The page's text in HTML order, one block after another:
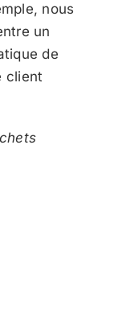
nous
un
de
client